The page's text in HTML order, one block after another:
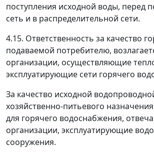
поступления исходной воды, перед
сеть и в распределительной сети.
4.15. Ответственность за качество
подаваемой потребителю,
организации, осуществляющие
эксплуатирующие сети горячего
За качество исходной
хозяйственно-питьевого
для горячего водоснабжения,
организации, эксплуатирующие
сооружения.